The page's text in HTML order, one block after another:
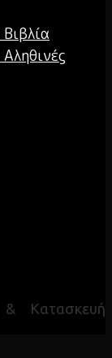
Κατασκευή